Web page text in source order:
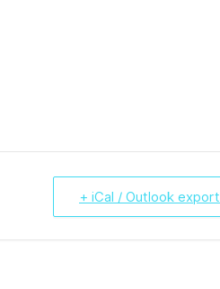
+ iCal / Outlook export